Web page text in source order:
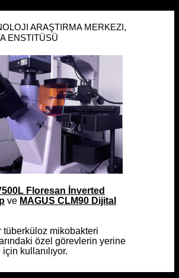
ARAŞTIRMA MERKEZI,
ENSTITÜSÜ
Floresan İnverted
ve MAGUS CLM90 Dijital
tüberküloz mikobakteri
özel görevlerin yerine
kullanılıyor.
Floresan İnverted
ve MAGUS CLM90 Dijital
tüberküloz mikobakteri
özel görevlerin yerine
kullanılıyor.
ARAŞTIRMA MERKEZI,
ENSTITÜSÜ